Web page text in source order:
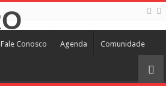
Fale Conosco Agenda Comunidade